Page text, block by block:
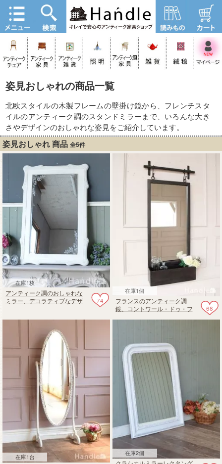
姿見おしゃれの商品一覧
北欧スタイルの木製フレームの壁掛け鏡から、フレンチスタ
イルのアンティーク調のスタンドミラーまで、いろんな大き
さやデザインのおしゃれな姿見をご紹介しています。
姿見おしゃれ 商品 全5件
在庫1枚
74
アンティーク調のおしゃれな
ミラー、デコラティブなデザ
在庫1個
68
フランスのアンティーク調
鏡、コントワール・ドゥ・フ
在庫1台
在庫2個